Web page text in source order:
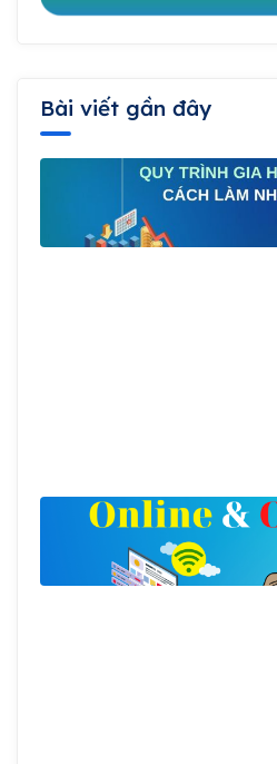
Bài viết gần đây